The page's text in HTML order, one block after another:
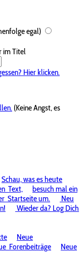
egal)
im Titel
Hier klicken.
(Keine Angst, es
Schau, was es heute
Text,
besuch mal ein
Startseite um.
Neu
Wieder da? Log Dich
Neue
Forenbeiträge
Neue